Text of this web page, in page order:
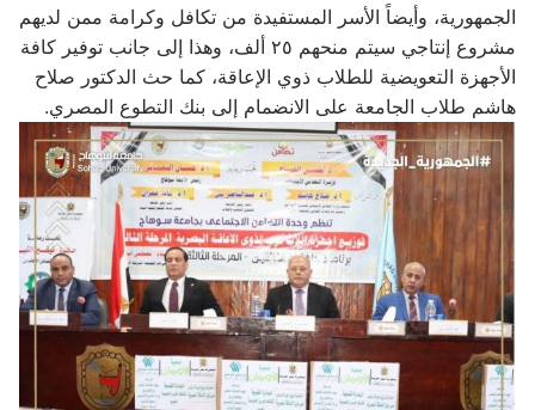
الجمهورية، وأيضاً الأسر المستفيدة من تكافل وكرامة ممن لديهم
مشروع إنتاجي سيتم منحهم ٢٥ ألف، وهذا إلى جانب توفير كافة
الأجهزة التعويضية للطلاب ذوي الإعاقة، كما حث الدكتور صلاح
هاشم طلاب الجامعة على الانضمام إلى بنك التطوع المصري.